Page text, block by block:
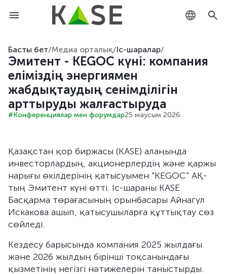
RU
Басты бет/Медиа орталық/Іс-шаралар/
Эмитент - KEGOC күні: компания
еліміздің энергиямен
жабдықтаудың сенімділігін
арттыруды жалғастыруда
#Конференциялар мен форумдар25 маусым 2026
Қазақстан қор биржасы (KASE) алаңында
инвесторлардың, акционерлердің және қаржы
нарығы өкілдерінің қатысуымен "KEGOC" АҚ-
тың Эмитент күні өтті. Іс-шараны KASE
Басқарма төрағасының орынбасары Айнагүл
Искакова ашып, қатысушыларға құттықтау сөз
сөйледі.
Кездесу барысында компания 2025 жылдағы
және 2026 жылдың бірінші тоқсанындағы
қызметінің негізгі нәтижелерін таныстырды.